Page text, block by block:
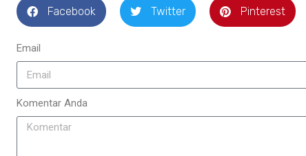
Facebook Twitter Pinterest
Email
Komentar Anda